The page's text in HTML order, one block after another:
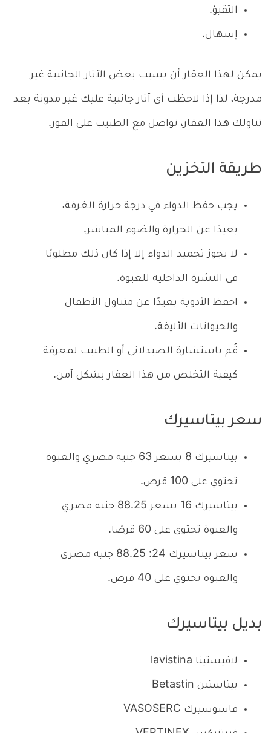
التقيؤ.
إسهال.
يمكن لهذا العقار أن يسبب بعض الآثار الجانبية غير
مدرجة، لذا إذا لاحظت أي آثار جانبية عليك غير مدونة بعد
تناولك هذا العقار، تواصل مع الطبيب على الفور.
طريقة التخزين
يجب حفظ الدواء في درجة حرارة الغرفة،
بعيدًا عن الحرارة والضوء المباشر.
لا يجوز تجميد الدواء إلا إذا كان ذلك مطلوبًا
في النشرة الداخلية للعبوة.
احفظ الأدوية بعيدًا عن متناول الأطفال
والحيوانات الأليفة.
قُم باستشارة الصيدلاني أو الطبيب لمعرفة
كيفية التخلص من هذا العقار بشكل آمن.
سعر بيتاسيرك
بيتاسيرك 8 بسعر 63 جنيه مصري والعبوة
تحتوي على 100 قرص.
بيتاسيرك 16 بسعر 88.25 جنيه مصري
والعبوة تحتوي على 60 قرصًا.
سعر بيتاسيرك 24: 88.25 جنيه مصري
والعبوة تحتوي على 40 قرص.
بديل بيتاسيرك
لافيستينا lavistina
بيتاستين Betastin
فاسوسيرك VASOSERC